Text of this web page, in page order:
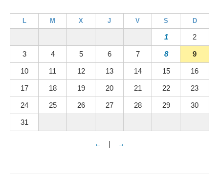
L M X J V S D
1 2
3 4 5 6 7 8 9
10 11 12 13 14 15 16
17 18 19 20 21 22 23
24 25 26 27 28 29 30
31
← | →